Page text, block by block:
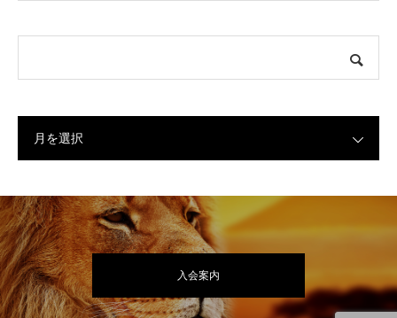
月を選択
入会案内